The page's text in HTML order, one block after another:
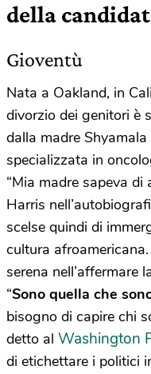
della
Gioventù
Nata a Oakland, in
divorzio dei genitori è
dalla madre
specializzata in
“Mia madre sapeva di
Harris
scelse quindi di
cultura
serena nell’affermare
“Sono quella che
bisogno di capire chi
detto al Washington
di etichettare i politici